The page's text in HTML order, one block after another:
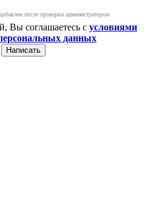
после проверки администратором
Вы соглашаетесь с условиями
данных